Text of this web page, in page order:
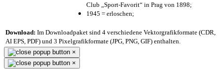
Club „Sport-Favorit“ in Prag von 1898;
1945 = erloschen;
Download: Im Downloadpaket sind 4 verschiedene Vektorgrafikformate (CDR,
AI EPS, PDF) und 3 Pixelgrafikformate (JPG, PNG, GIF) enthalten.
×
×